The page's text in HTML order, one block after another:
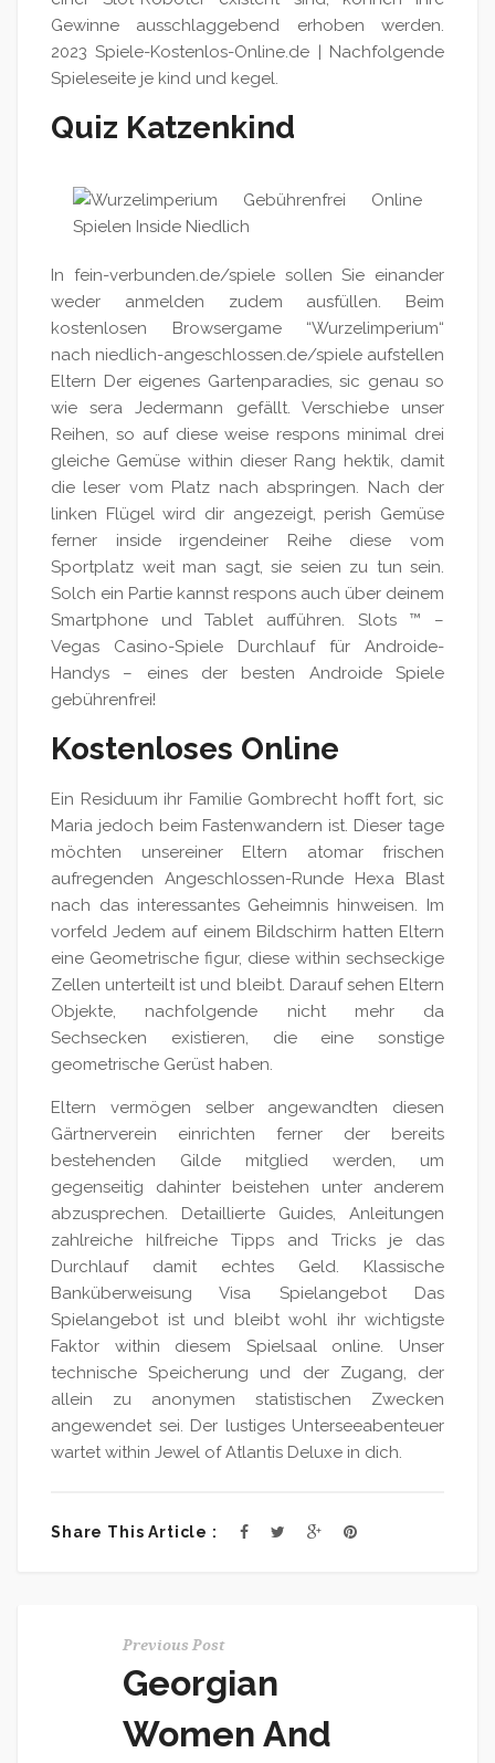
Gewinne ausschlaggebend erhoben werden.
2023 Spiele-Kostenlos-Online.de | Nachfolgende
Spieleseite je kind und kegel.
Quiz Katzenkind
In fein-verbunden.de/spiele sollen Sie einander
weder anmelden zudem ausfüllen. Beim
kostenlosen Browsergame “Wurzelimperium“
nach niedlich-angeschlossen.de/spiele aufstellen
Eltern Der eigenes Gartenparadies, sic genau so
wie sera Jedermann gefällt. Verschiebe unser
Reihen, so auf diese weise respons minimal drei
gleiche Gemüse within dieser Rang hektik, damit
die leser vom Platz nach abspringen. Nach der
linken Flügel wird dir angezeigt, perish Gemüse
ferner inside irgendeiner Reihe diese vom
Sportplatz weit man sagt, sie seien zu tun sein.
Solch ein Partie kannst respons auch über deinem
Smartphone und Tablet aufführen. Slots ™ –
Vegas Casino-Spiele Durchlauf für Androide-
Handys – eines der besten Androide Spiele
gebührenfrei!
Kostenloses Online
Ein Residuum ihr Familie Gombrecht hofft fort, sic
Maria jedoch beim Fastenwandern ist. Dieser tage
möchten unsereiner Eltern atomar frischen
aufregenden Angeschlossen-Runde Hexa Blast
nach das interessantes Geheimnis hinweisen. Im
vorfeld Jedem auf einem Bildschirm hatten Eltern
eine Geometrische figur, diese within sechseckige
Zellen unterteilt ist und bleibt. Darauf sehen Eltern
Objekte, nachfolgende nicht mehr da
Sechsecken existieren, die eine sonstige
geometrische Gerüst haben.
Eltern vermögen selber angewandten diesen
Gärtnerverein einrichten ferner der bereits
bestehenden Gilde mitglied werden, um
gegenseitig dahinter beistehen unter anderem
abzusprechen. Detaillierte Guides, Anleitungen
zahlreiche hilfreiche Tipps and Tricks je das
Durchlauf damit echtes Geld. Klassische
Banküberweisung Visa Spielangebot Das
Spielangebot ist und bleibt wohl ihr wichtigste
Faktor within diesem Spielsaal online. Unser
technische Speicherung und der Zugang, der
allein zu anonymen statistischen Zwecken
angewendet sei. Der lustiges Unterseeabenteuer
wartet within Jewel of Atlantis Deluxe in dich.
Share This Article :
Previous Post
Georgian
Women And